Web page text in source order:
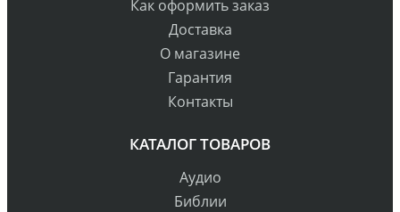
Как оформить заказ
Доставка
О магазине
Гарантия
Контакты
КАТАЛОГ ТОВАРОВ
Аудио
Библии